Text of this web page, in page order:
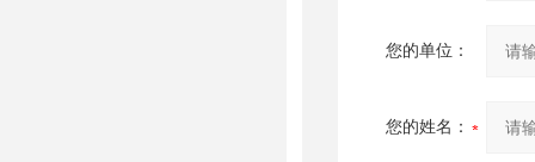
您的单位：
您的姓名：